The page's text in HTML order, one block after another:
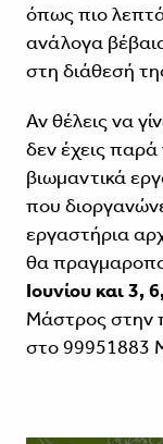
όπως πιο
ανάλογα
στη διάθεσή
Αν θέλεις να
δεν έχεις
βιωμαντικά
που
εργαστήρια
θα
Ιουνίου και 3,
Μάστρος στην
στο 99951883